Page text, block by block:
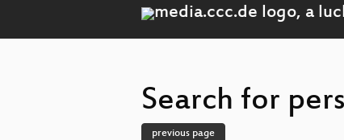
Search for
previous page